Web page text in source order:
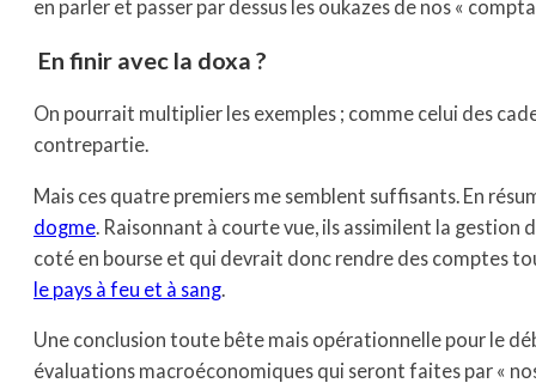
en parler et passer par dessus les oukazes de nos «
En finir avec la doxa ?
On pourrait multiplier les exemples ; comme celui des
contrepartie.
Mais ces quatre premiers me semblent suffisants. En
dogme . Raisonnant à courte vue, ils assimilent la
coté en bourse et qui devrait donc rendre des comptes
le pays à feu et à sang
Une conclusion toute bête mais opérationnelle pour le
évaluations macroéconomiques qui seront faites par «